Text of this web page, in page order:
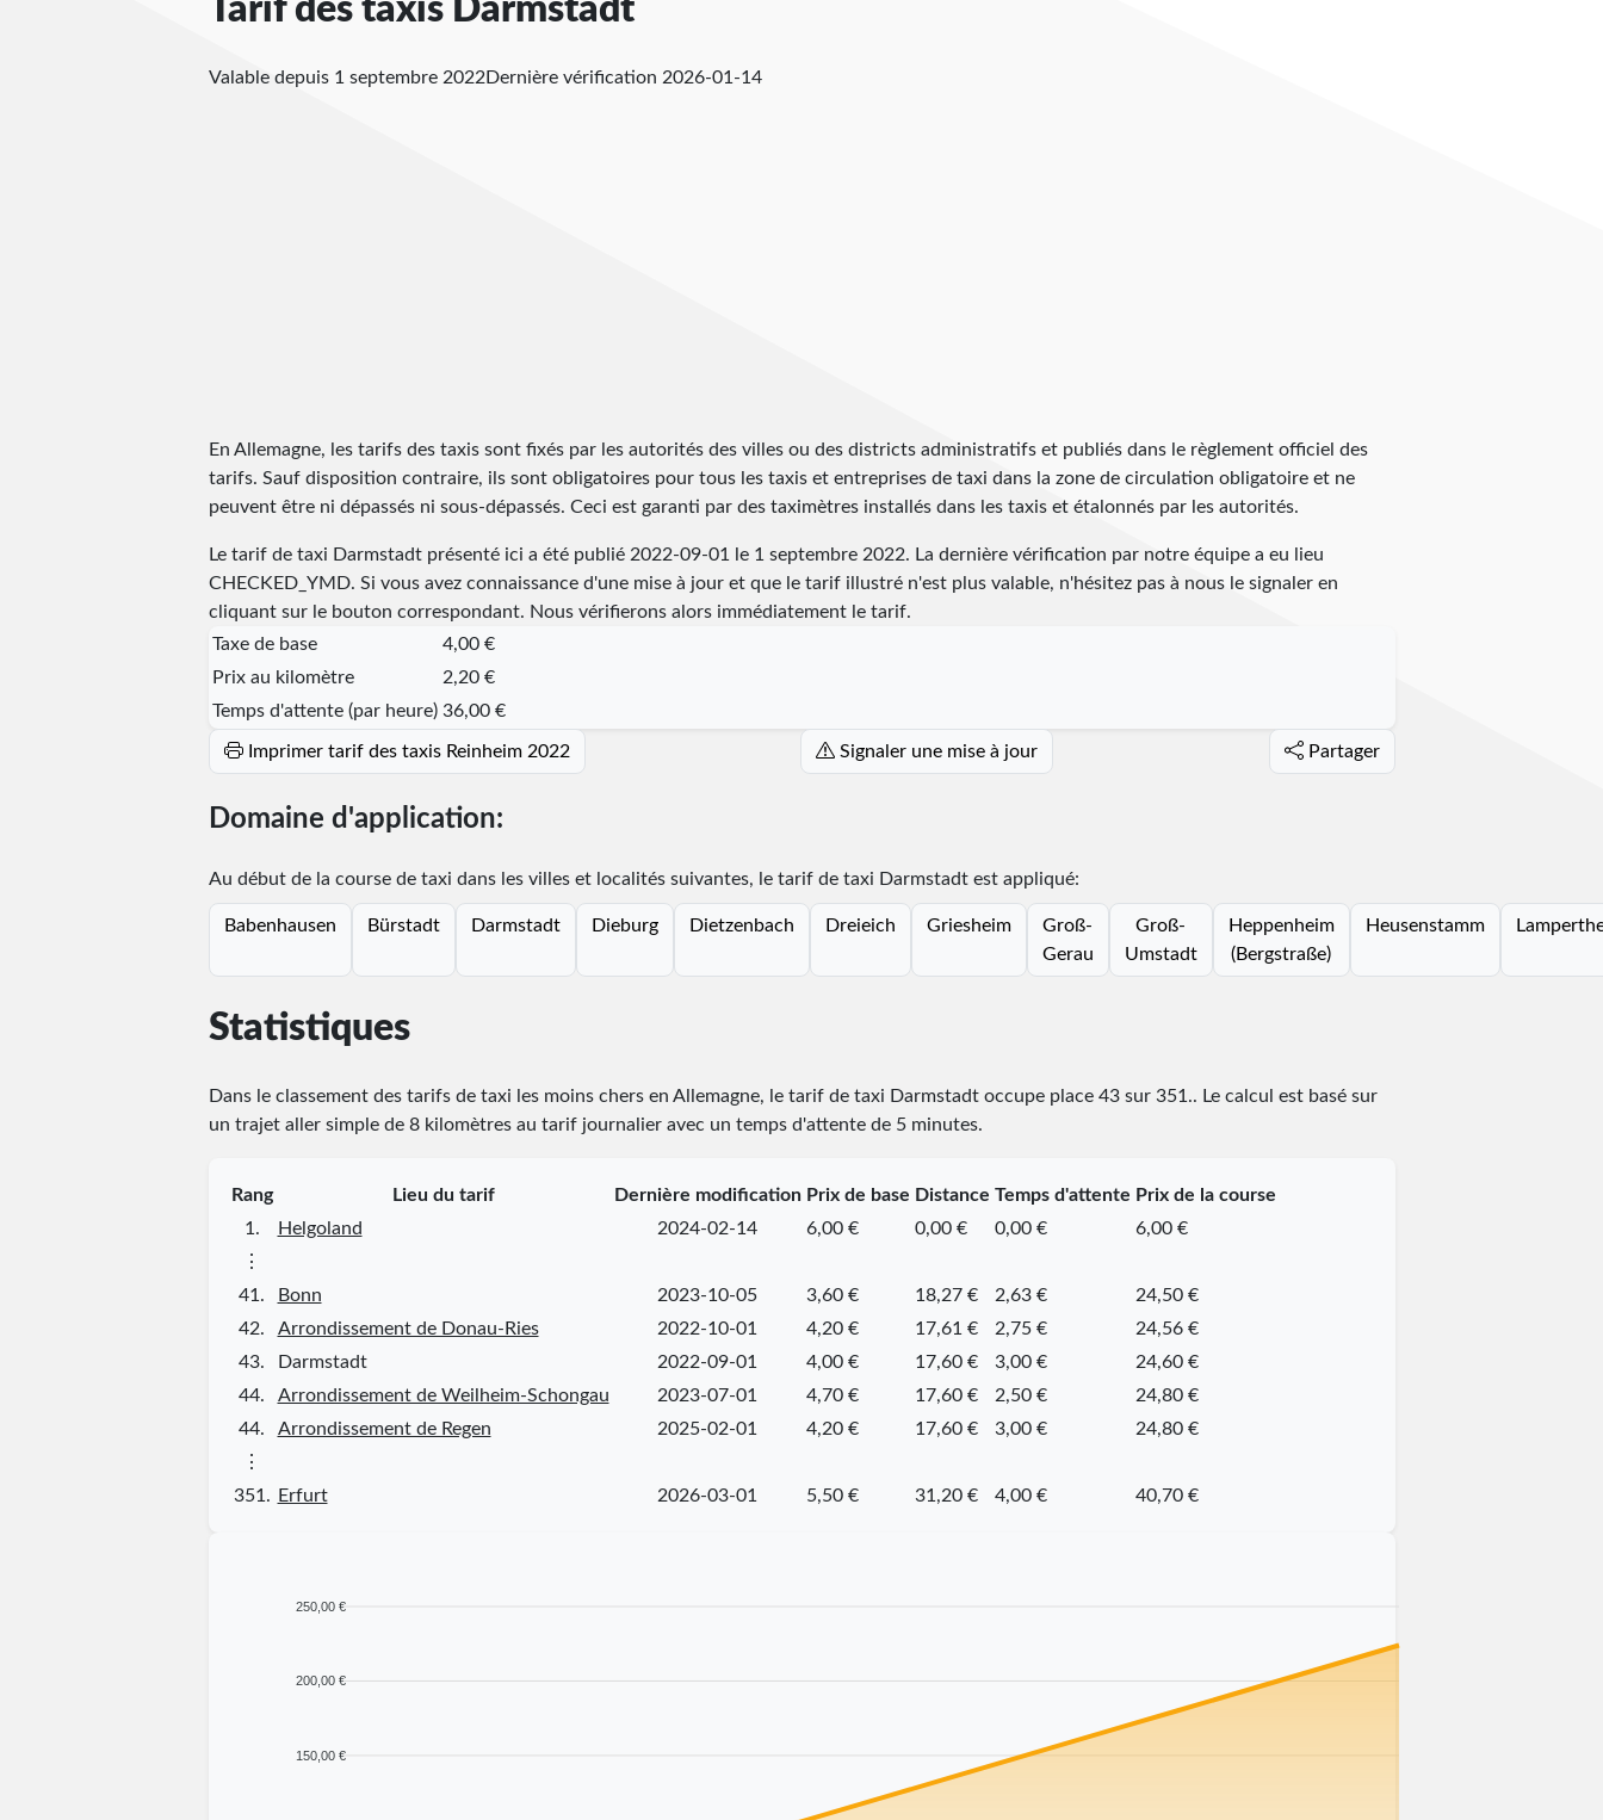
Tarif des taxis Darmstadt
Valable depuis 1 septembre 2022 Dernière vérification 2026-01-14
En Allemagne, les tarifs des taxis sont fixés par les autorités des villes ou des districts administratifs et publiés dans le règlement officiel des
tarifs. Sauf disposition contraire, ils sont obligatoires pour tous les taxis et entreprises de taxi dans la zone de circulation obligatoire et ne
peuvent être ni dépassés ni sous-dépassés. Ceci est garanti par des taximètres installés dans les taxis et étalonnés par les autorités.
Le tarif de taxi Darmstadt présenté ici a été publié 2022-09-01
le 1 septembre 2022. La dernière vérification par notre équipe a eu lieu
CHECKED_YMD. Si vous avez connaissance d'une mise à jour et que le tarif illustré n'est plus valable, n'hésitez pas à nous le signaler en
cliquant sur le bouton correspondant. Nous vérifierons alors immédiatement le tarif.
Taxe de base
4,00 €
Prix au kilomètre
2,20 €
Temps d'attente (par heure) 36,00 €
Imprimer tarif des taxis Reinheim 2022 Signaler une mise à jour Partager
Domaine d'application:
Au début de la course de taxi dans les villes et localités suivantes, le tarif de taxi Darmstadt est appliqué:
Babenhausen Bürstadt Darmstadt Dieburg Dietzenbach Dreieich Griesheim
Groß-
Gerau
Groß-
Umstadt
Heppenheim
(Bergstraße)
Heusenstamm
Statistiques
Dans le classement des tarifs de taxi les moins chers en Allemagne, le tarif de taxi Darmstadt occupe place 43sur 351 .. Le calcul est basé sur
un trajet aller simple de 8 kilomètres au tarif journalier avec un temps d'attente de 5 minutes.
Rang Lieu du tarif Dernière modification Prix de base Distance Temps d'attente Prix de la course
1.
Helgoland 2024-02-14 6,00 € 0,00 € 0,00 €
6,00 €
⋮
41.
Bonn 2023-10-05 3,60 € 18,27 € 2,63 €
24,50 €
42.
Arrondissement de Donau-Ries 2022-10-01 4,20 € 17,61 € 2,75 €
24,56 €
43.
Darmstadt 2022-09-01 4,00 € 17,60 € 3,00 €
24,60 €
44.
Arrondissement de Weilheim-Schongau 2023-07-01 4,70 € 17,60 € 2,50 €
24,80 €
44.
Arrondissement de Regen 2025-02-01 4,20 € 17,60 € 3,00 €
24,80 €
⋮
351.
Erfurt 2026-03-01 5,50 € 31,20 € 4,00 € 40,70 €
250,00 €
200,00 €
150,00 €